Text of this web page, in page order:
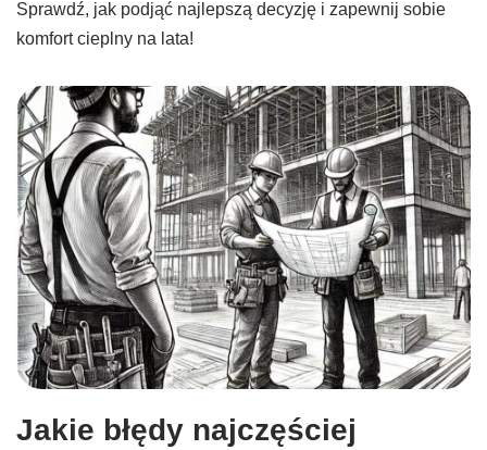
Sprawdź, jak podjąć najlepszą decyzję i zapewnij sobie
komfort cieplny na lata!
Jakie błędy najczęściej